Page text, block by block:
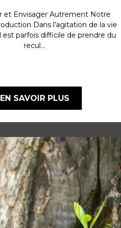
et Envisager Autrement Notre
Dans l’agitation de la vie
est parfois difficile de prendre du
recul...
EN SAVOIR PLUS